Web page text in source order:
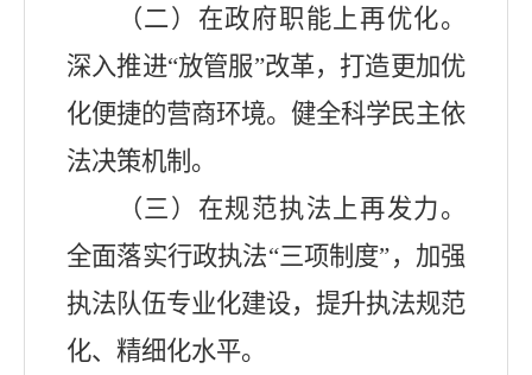
（二）在政府职能上再优化。
深入推进“放管服”改革，打造更加优
化便捷的营商环境。健全科学民主依
法决策机制。
（三）在规范执法上再发力。
全面落实行政执法“三项制度”，加强
执法队伍专业化建设，提升执法规范
化、精细化水平。